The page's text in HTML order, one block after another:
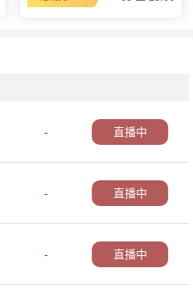
-
直播中
-
直播中
-
直播中